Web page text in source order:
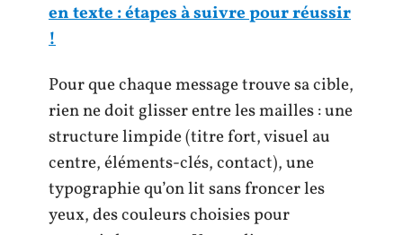
en texte : étapes à suivre pour réussir
!
Pour que chaque message trouve sa cible,
rien ne doit glisser entre les mailles : une
structure limpide (titre fort, visuel au
centre, éléments-clés, contact), une
typographie qu’on lit sans froncer les
yeux, des couleurs choisies pour